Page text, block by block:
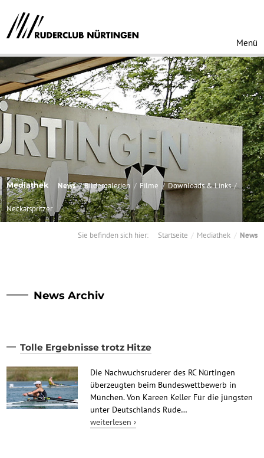
Menü
Mediathek News Bildergalerien Filme Downloads & Links
Neckarspritzer
Sie befinden sich hier: Startseite Mediathek News
News Archiv
Tolle Ergebnisse trotz Hitze
Die Nachwuchsruderer des RC Nürtingen
überzeugten beim Bundeswettbewerb in
München. Von Kareen Keller Für die jüngsten
unter Deutschlands Rude…
weiterlesen ›